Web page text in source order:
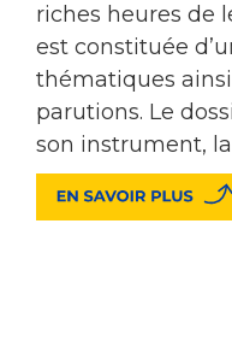
riches heures de
est constituée
thématiques
parutions. Le
son instrument,